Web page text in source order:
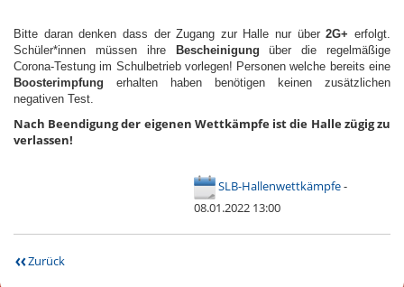
Bitte daran denken dass der Zugang zur Halle nur über2G+erfolgt.
Schüler*innen müssen ihre Bescheinigung über die regelmäßige
Corona-Testung im Schulbetrieb vorlegen! Personen welche bereits eine
Boosterimpfung erhalten haben benötigen keinen zusätzlichen
negativen Test.
Nach Beendigung der eigenen Wettkämpfe ist die Halle zügig zu
verlassen!
SLB-Hallenwettkämpfe-
08.01.2022 13:00
Zurück